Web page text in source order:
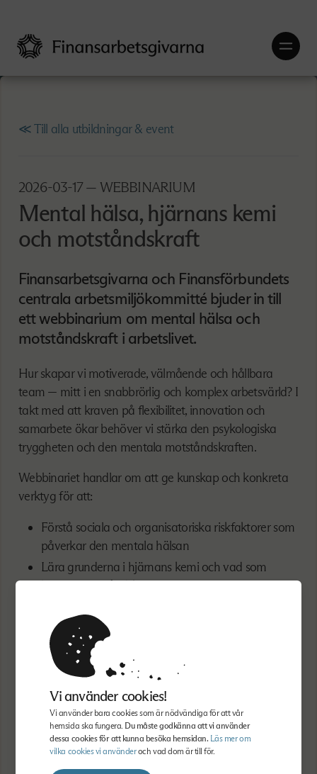
Vi använder cookies!
Vi använder bara cookies som är nödvändiga för att vår
hemsida ska fungera. Du måste godkänna att vi använder
dessa cookies för att kunna besöka hemsidan. Läs mer om
vilka cookies vi använderoch vad dom är till för.
≪ Till alla utbildningar & event
2026-03-17— WEBBINARIUM
Mental hälsa, hjärnans kemi
och motståndskraft
Finansarbetsgivarna och Finansförbundets
centrala arbetsmiljökommitté bjuder in till
ett webbinarium om mental hälsa och
motståndskraft i arbetslivet.
Hur skapar vi motiverade, välmående och hållbara
team — mitt i en snabbrörlig och komplex arbetsvärld? I
takt med att kraven på flexibilitet, innovation och
samarbete ökar behöver vi stärka den psykologiska
tryggheten och den mentala motståndskraften.
Webbinariet handlar om att ge kunskap och konkreta
verktyg för att:
Förstå sociala och organisatoriska riskfaktorer som
påverkar den mentala hälsan
Lära grunderna i hjärnans kemi och vad som
bygger motståndskraft
Skapa tillitsbaserade team i en digital och
föränderlig arbetsmiljö
Föreläsare
Gabriella Svanberg
Leg. psykolog med specialisering inom neuropsykologi.
Gabriella har över 20 års erfarenhet av kliniskt arbete